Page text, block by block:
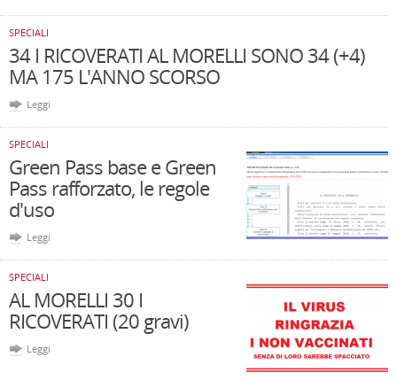
SPECIALI
34 I RICOVERATI AL MORELLI SONO 34 (+4)
MA 175 L'ANNO SCORSO
Leggi
SPECIALI
Green Pass base e Green
Pass rafforzato, le regole
d'uso
Leggi
SPECIALI
AL MORELLI 30 I
RICOVERATI (20 gravi)
Leggi